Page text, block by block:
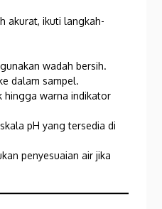
akurat, ikuti langkah-
wadah bersih.
dalam sampel.
hingga warna indikator
pH yang tersedia di
penyesuaian air jika